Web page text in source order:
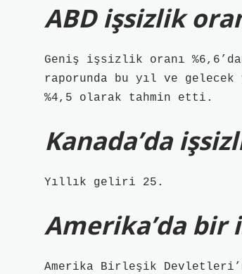
ABD işsizlik
Geniş işsizlik oranı
raporunda bu yıl ve
%4,5 olarak tahmin etti.
Kanada’da
Yıllık geliri 25.
Amerika’da bir
Amerika Birleşik